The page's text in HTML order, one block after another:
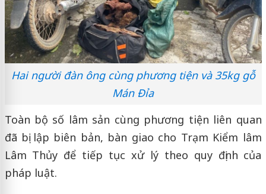
Hai người đàn ông cùng phương tiện và 35kg gỗ
Mán Đỉa
Toàn bộ số lâm sản cùng phương tiện liên quan
đã bị lập biên bản, bàn giao cho Trạm Kiểm lâm
Lâm Thủy để tiếp tục xử lý theo quy định của
pháp luật.